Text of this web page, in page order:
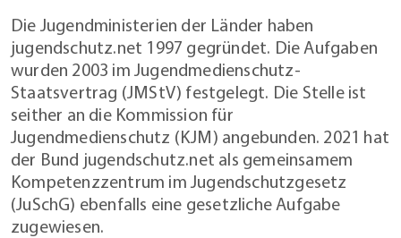
Die Jugendministerien der Länder haben
jugendschutz.net 1997 gegründet. Die Aufgaben
wurden 2003 im Jugendmedienschutz-
Staatsvertrag (JMStV) festgelegt. Die Stelle ist
seither an die Kommission für
Jugendmedienschutz (KJM) angebunden. 2021 hat
der Bund jugendschutz.net als gemeinsamem
Kompetenzzentrum im Jugendschutzgesetz
(JuSchG) ebenfalls eine gesetzliche Aufgabe
zugewiesen.